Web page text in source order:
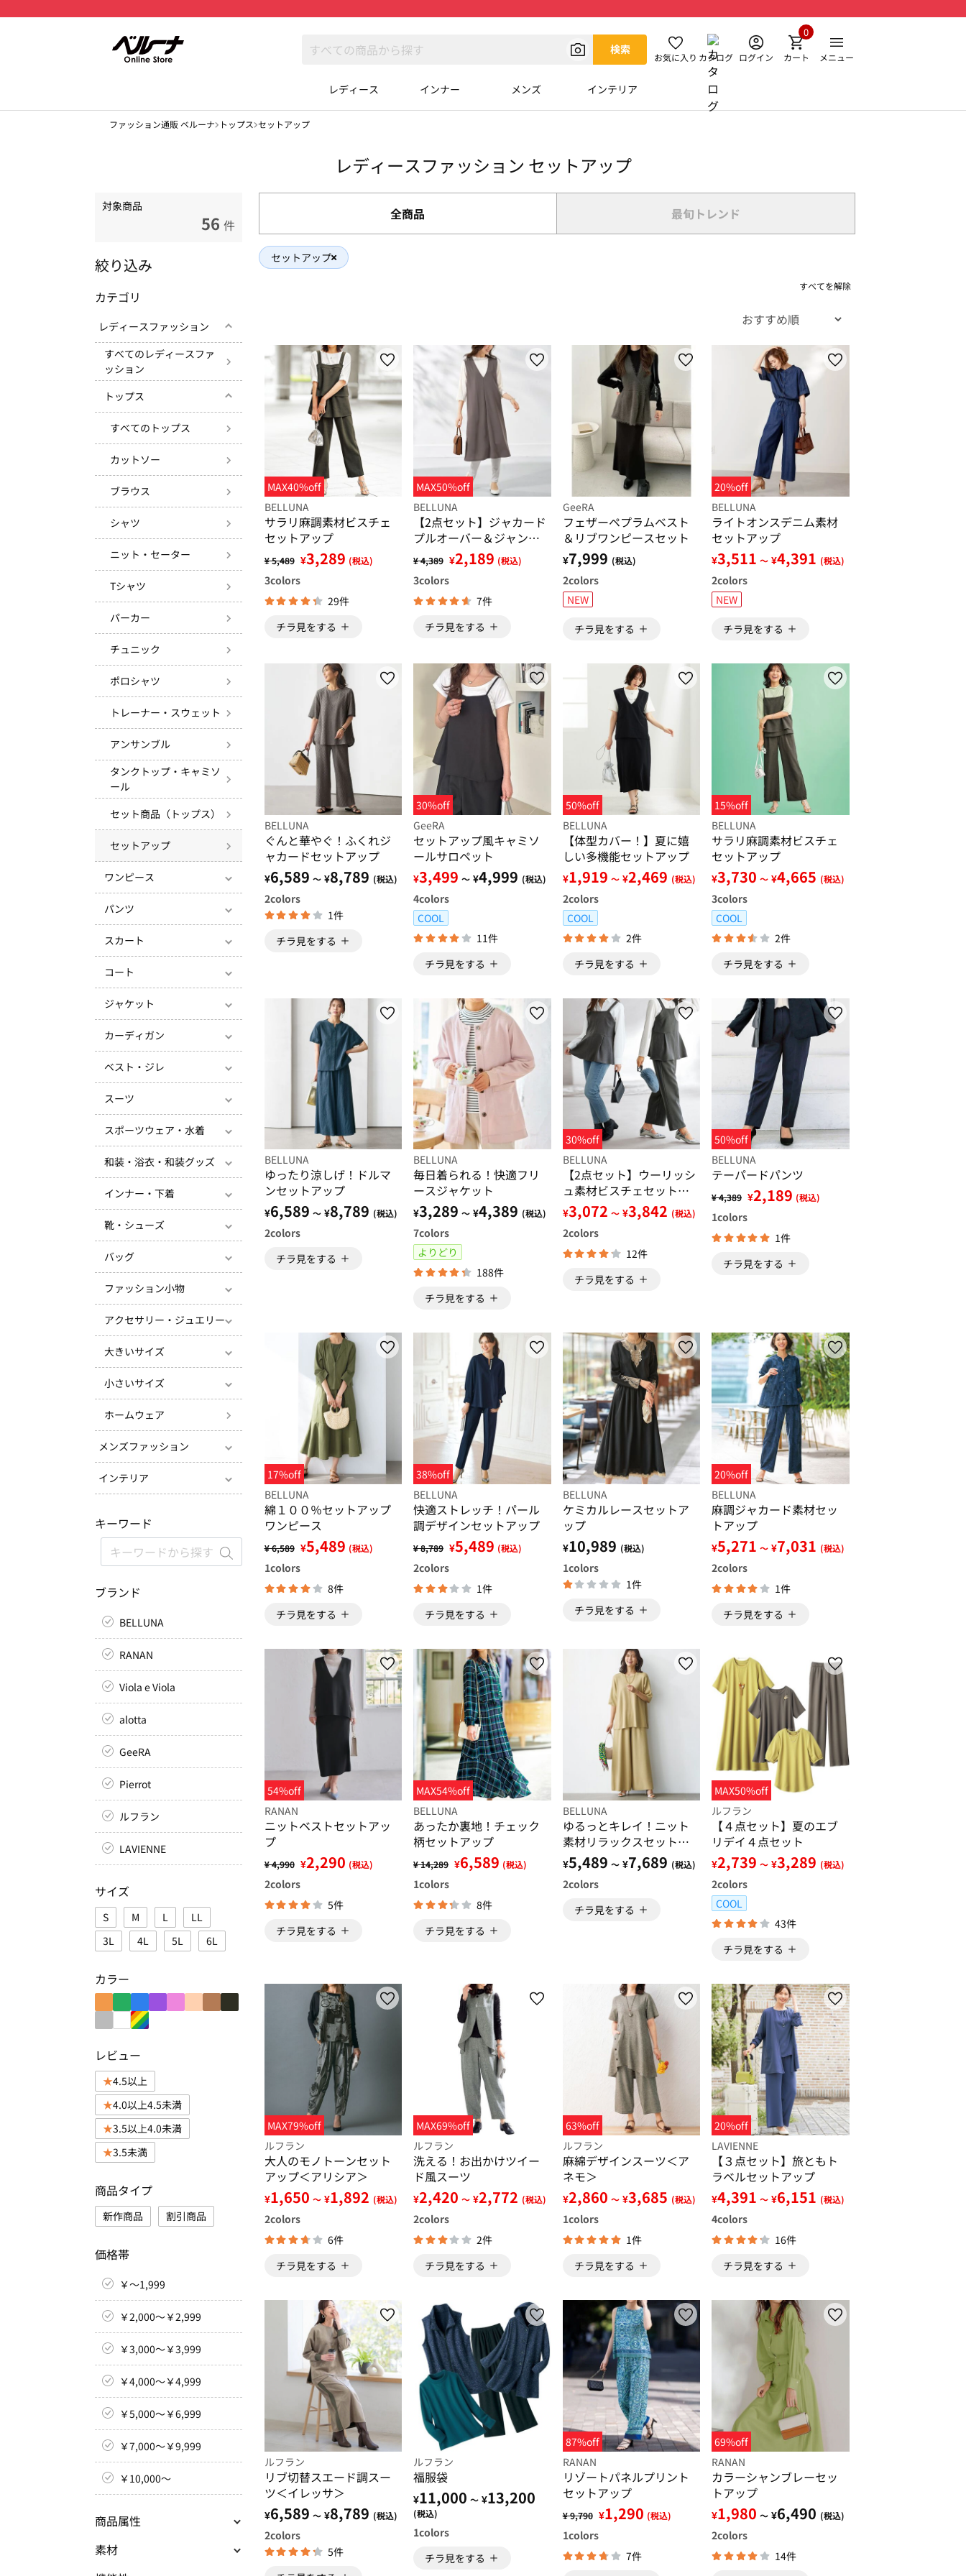
検索
お気に入り カタログ ログイン カート
0
メニュー
レディース インナー メンズ インテリア
ファッション通販 ベルーナ トップス セットアップ
レディースファッション セットアップ
対象商品
56 件
絞り込み
カテゴリ
レディースファッション
すべてのレディースファ
ッション
トップス
すべてのトップス
カットソー
ブラウス
シャツ
ニット・セーター
Tシャツ
パーカー
チュニック
ポロシャツ
トレーナー・スウェット
アンサンブル
タンクトップ・キャミソ
ール
セット商品（トップス）
セットアップ
ワンピース
パンツ
スカート
コート
ジャケット
カーディガン
ベスト・ジレ
スーツ
スポーツウェア・水着
和装・浴衣・和装グッズ
インナー・下着
靴・シューズ
バッグ
ファッション小物
アクセサリー・ジュエリー
大きいサイズ
小さいサイズ
ホームウェア
メンズファッション
インテリア
キーワード
ブランド
BELLUNA
RANAN
Viola e Viola
alotta
GeeRA
Pierrot
ルフラン
LAVIENNE
サイズ
S M L
LL
3L
4L 5L 6L
カラー
レビュー
4.5以上
4.0以上4.5未満
3.5以上4.0未満
3.5未満
商品タイプ
新作商品 割引商品
価格帯
￥～1,999
￥2,000～￥2,999
￥3,000～￥3,999
￥4,000～￥4,999
￥5,000～￥6,999
￥7,000～￥9,999
￥10,000～
商品属性
素材
全商品 最旬トレンド
セットアップ
すべてを解除
MAX40%off
BELLUNA
サラリ麻調素材ビスチェ
セットアップ
¥ 5,489 ¥3,289 (税込)
3colors
29件
チラ見をする
MAX50%off
BELLUNA
【2点セット】ジャカード
プルオーバー＆ジャンス
カセット
¥ 4,389 ¥2,189 (税込)
3colors
7件
チラ見をする
GeeRA
フェザーペプラムベスト
＆リブワンピースセット
¥7,999 (税込)
2colors
NEW
チラ見をする
20%off
BELLUNA
ライトオンスデニム素材
セットアップ
¥3,511 ～ ¥4,391 (税込)
2colors
NEW
チラ見をする
BELLUNA
ぐんと華やぐ！ふくれジ
ャカードセットアップ
¥6,589 ～ ¥8,789 (税込)
2colors
1件
チラ見をする
30%off
GeeRA
セットアップ風キャミソ
ールサロペット
¥3,499 ～ ¥4,999 (税込)
4colors
COOL
11件
チラ見をする
50%off
BELLUNA
【体型カバー！】夏に嬉
しい多機能セットアップ
¥1,919 ～ ¥2,469 (税込)
2colors
COOL
2件
チラ見をする
15%off
BELLUNA
サラリ麻調素材ビスチェ
セットアップ
¥3,730 ～ ¥4,665 (税込)
3colors
COOL
2件
チラ見をする
BELLUNA
ゆったり涼しげ！ドルマ
ンセットアップ
¥6,589 ～ ¥8,789 (税込)
2colors
チラ見をする
BELLUNA
毎日着られる！快適フリ
ースジャケット
¥3,289 ～ ¥4,389 (税込)
7colors
よりどり
188件
チラ見をする
30%off
BELLUNA
【2点セット】ウーリッシ
ュ素材ビスチェセットア
ップ
¥3,072 ～ ¥3,842 (税込)
2colors
12件
チラ見をする
50%off
BELLUNA
テーパードパンツ
¥ 4,389 ¥2,189 (税込)
1colors
1件
チラ見をする
17%off
BELLUNA
綿１００％セットアップ
ワンピース
¥ 6,589 ¥5,489 (税込)
1colors
8件
チラ見をする
38%off
BELLUNA
快適ストレッチ！パール
調デザインセットアップ
¥ 8,789 ¥5,489 (税込)
2colors
1件
チラ見をする
BELLUNA
ケミカルレースセットア
ップ
¥10,989 (税込)
1colors
1件
チラ見をする
20%off
BELLUNA
麻調ジャカード素材セッ
トアップ
¥5,271 ～ ¥7,031 (税込)
2colors
1件
チラ見をする
54%off
RANAN
ニットベストセットアッ
プ
¥ 4,990 ¥2,290 (税込)
2colors
5件
チラ見をする
MAX54%off
BELLUNA
あったか裏地！チェック
柄セットアップ
¥ 14,289 ¥6,589 (税込)
1colors
8件
チラ見をする
BELLUNA
ゆるっとキレイ！ニット
素材リラックスセットア
ップ
¥5,489 ～ ¥7,689 (税込)
2colors
チラ見をする
MAX50%off
ルフラン
【４点セット】夏のエブ
リデイ４点セット
¥2,739 ～ ¥3,289 (税込)
2colors
COOL
43件
チラ見をする
MAX79%off
ルフラン
大人のモノトーンセット
アップ＜アリシア＞
¥1,650 ～ ¥1,892 (税込)
2colors
6件
チラ見をする
MAX69%off
ルフラン
洗える！お出かけツイー
ド風スーツ
¥2,420 ～ ¥2,772 (税込)
2colors
2件
チラ見をする
63%off
ルフラン
麻綿デザインスーツ＜ア
ネモ＞
¥2,860 ～ ¥3,685 (税込)
1colors
1件
チラ見をする
20%off
LAVIENNE
【３点セット】旅ともト
ラベルセットアップ
¥4,391 ～ ¥6,151 (税込)
4colors
16件
チラ見をする
ルフラン
リブ切替スエード調スー
ツ＜イレッサ＞
¥6,589 ～ ¥8,789 (税込)
2colors
5件
ルフラン
福服袋
¥11,000 ～ ¥13,200
(税込)
1colors
チラ見をする
87%off
RANAN
リゾートパネルプリント
セットアップ
¥ 9,790 ¥1,290 (税込)
1colors
7件
69%off
RANAN
カラーシャンブレーセッ
トアップ
¥1,980 ～ ¥6,490 (税込)
2colors
14件